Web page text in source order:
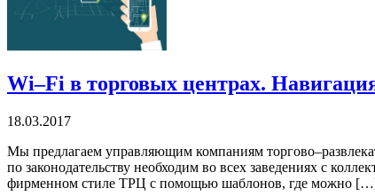
Wi–Fi в торговых центрах.
18.03.2017
Мы предлагаем управляющим компаниям
по законодательству необходим во всех заведениях с
фирменном стиле ТРЦ с помощью шаблонов, где можно